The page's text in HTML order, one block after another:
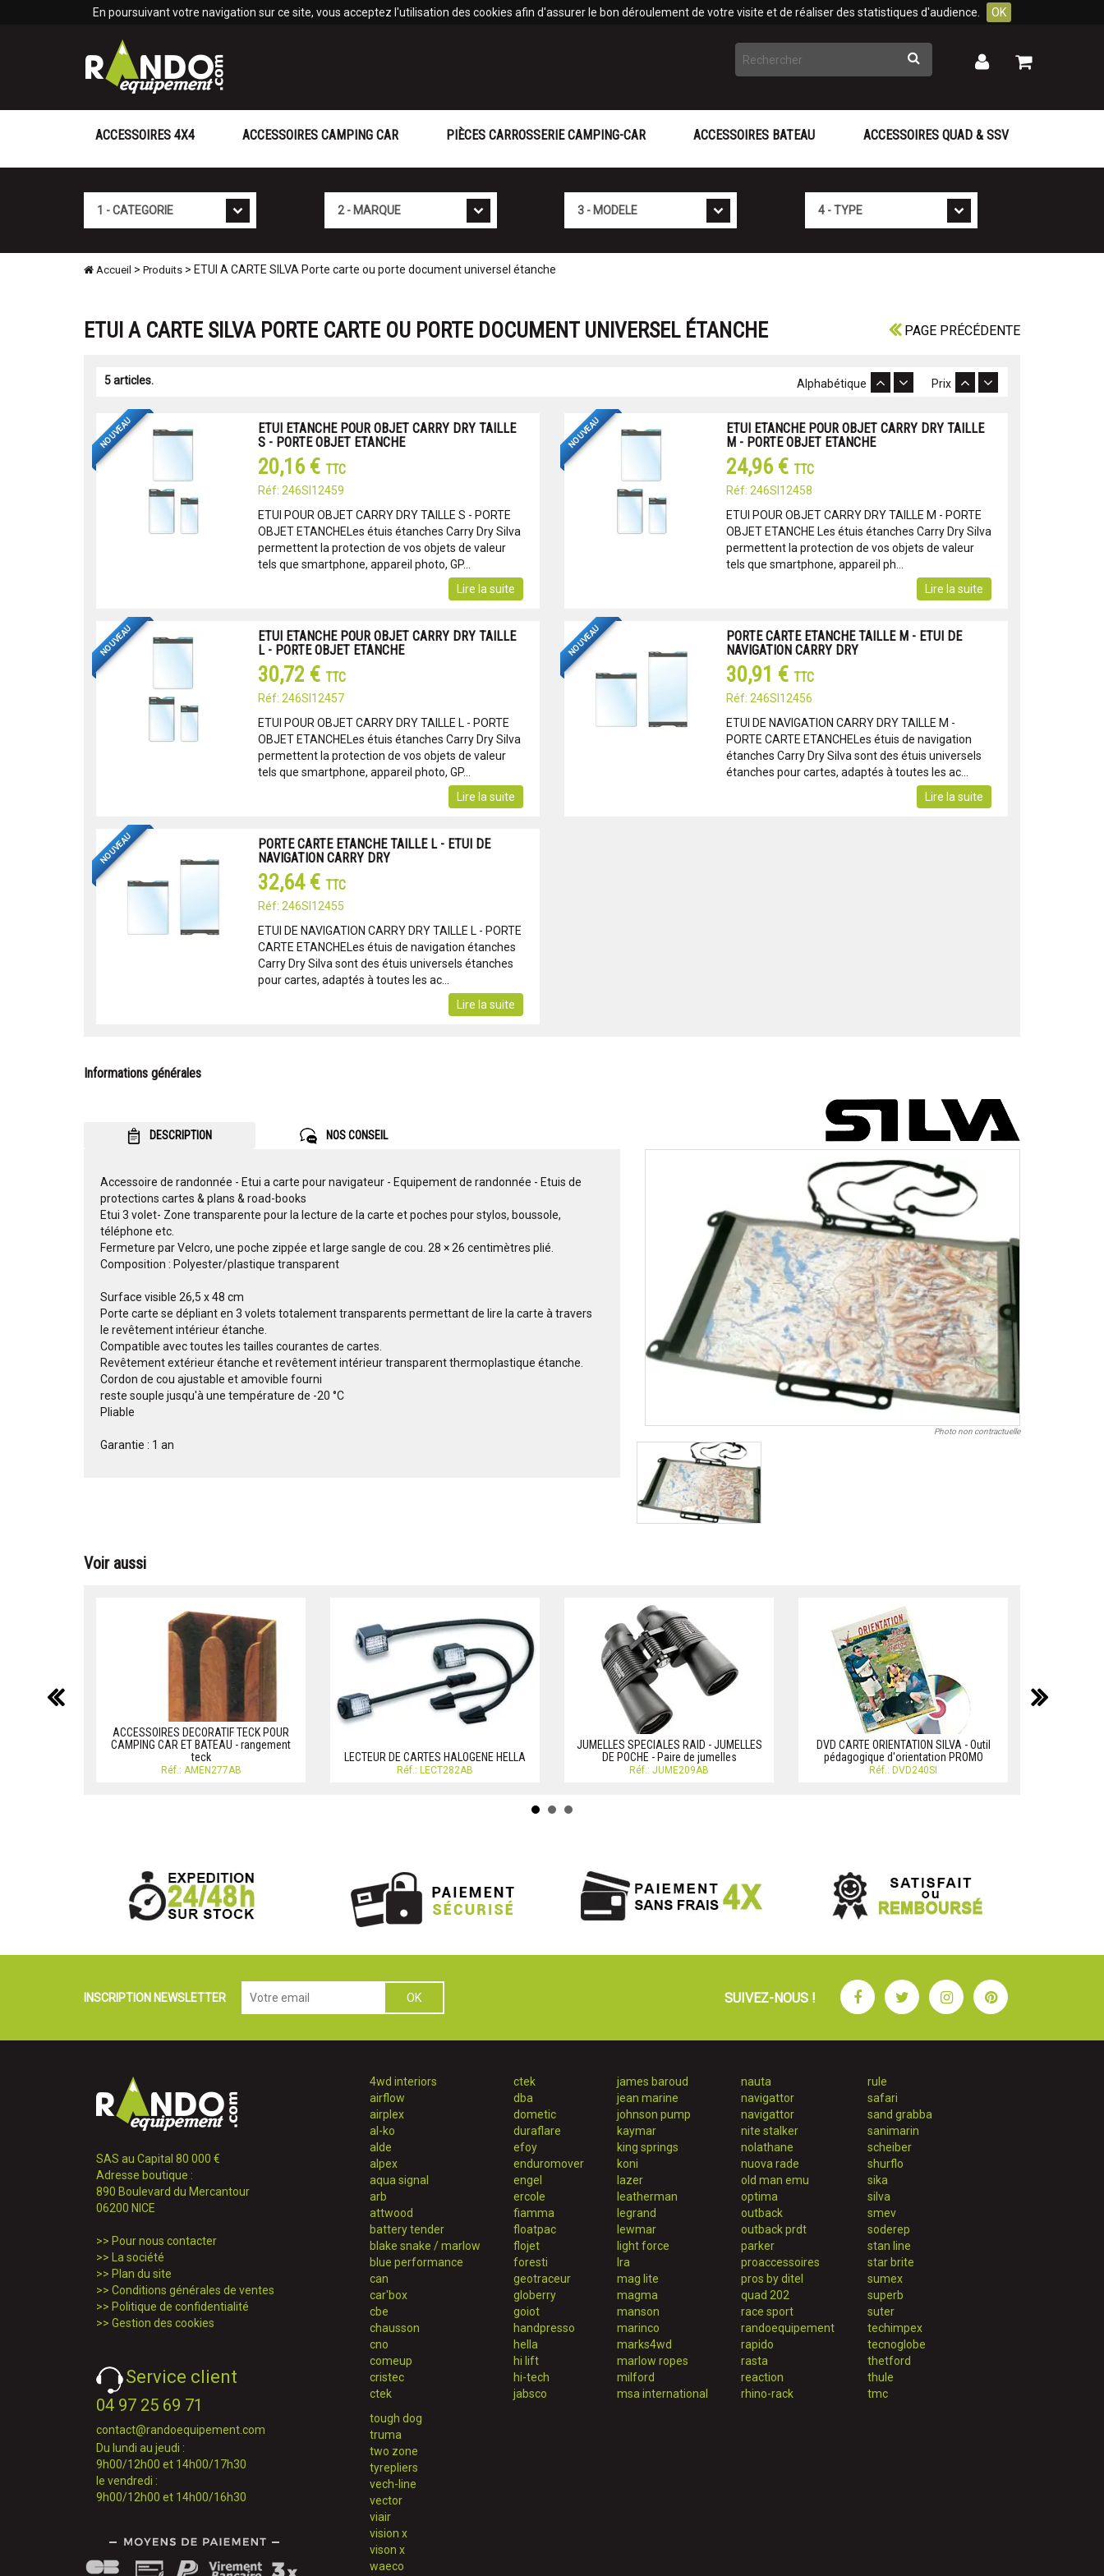
En poursuivant votre navigation sur ce site, vous acceptez l'utilisation des cookies afin d'assurer le bon déroulement de votre visite et de réaliser des statistiques d'audience. OK
Rechercher Mon
Mon
ACCESSOIRES 4X4 ACCESSOIRES CAMPING CAR PIÈCES CARROSSERIE CAMPING-CAR ACCESSOIRES BATEAU ACCESSOIRES QUAD & SSV
Accueil > Produits > ETUI A CARTE SILVA Porte carte ou porte document universel étanche
PAGE PRÉCÉDENTE
ETUI A CARTE SILVA PORTE CARTE OU PORTE DOCUMENT UNIVERSEL ÉTANCHE
5 articles. Prix
Alphabétique
NOUVEAU
ETUI ETANCHE POUR OBJET CARRY DRY TAILLE
S - PORTE OBJET ETANCHE
20,16 € TTC
Réf: 246SI12459
ETUI POUR OBJET CARRY DRY TAILLE S - PORTE
OBJET ETANCHELes étuis étanches Carry Dry Silva
permettent la protection de vos objets de valeur
tels que smartphone, appareil photo, GP...
Lire la suite
NOUVEAU
ETUI ETANCHE POUR OBJET CARRY DRY TAILLE
M - PORTE OBJET ETANCHE
24,96 € TTC
Réf: 246SI12458
ETUI POUR OBJET CARRY DRY TAILLE M - PORTE
OBJET ETANCHE Les étuis étanches Carry Dry Silva
permettent la protection de vos objets de valeur
tels que smartphone, appareil ph...
Lire la suite
NOUVEAU
ETUI ETANCHE POUR OBJET CARRY DRY TAILLE
L - PORTE OBJET ETANCHE
30,72 € TTC
Réf: 246SI12457
ETUI POUR OBJET CARRY DRY TAILLE L - PORTE
OBJET ETANCHELes étuis étanches Carry Dry Silva
permettent la protection de vos objets de valeur
tels que smartphone, appareil photo, GP...
Lire la suite
NOUVEAU
PORTE CARTE ETANCHE TAILLE M - ETUI DE
NAVIGATION CARRY DRY
30,91 € TTC
Réf: 246SI12456
ETUI DE NAVIGATION CARRY DRY TAILLE M -
PORTE CARTE ETANCHELes étuis de navigation
étanches Carry Dry Silva sont des étuis universels
étanches pour cartes, adaptés à toutes les ac...
Lire la suite
NOUVEAU
PORTE CARTE ETANCHE TAILLE L - ETUI DE
NAVIGATION CARRY DRY
32,64 € TTC
Réf: 246SI12455
ETUI DE NAVIGATION CARRY DRY TAILLE L - PORTE
CARTE ETANCHELes étuis de navigation étanches
Carry Dry Silva sont des étuis universels étanches
pour cartes, adaptés à toutes les ac...
Lire la suite
Informations générales
DESCRIPTION NOS CONSEIL
Accessoire de randonnée - Etui a carte pour navigateur - Equipement de randonnée - Etuis de
protections cartes & plans & road-books
Etui 3 volet- Zone transparente pour la lecture de la carte et poches pour stylos, boussole,
téléphone etc.
Fermeture par Velcro, une poche zippée et large sangle de cou. 28 × 26 centimètres plié.
Composition : Polyester/plastique transparent
Surface visible 26,5 x 48 cm
Porte carte se dépliant en 3 volets totalement transparents permettant de lire la carte à travers
le revêtement intérieur étanche.
Compatible avec toutes les tailles courantes de cartes.
Revêtement extérieur étanche et revêtement intérieur transparent thermoplastique étanche.
Cordon de cou ajustable et amovible fourni
reste souple jusqu'à une température de -20 °C
Pliable
Garantie : 1 an
Photo non contractuelle
Voir aussi
ACCESSOIRES DECORATIF TECK POUR
CAMPING CAR ET BATEAU - rangement
teck
Réf.: AMEN277AB
LECTEUR DE CARTES HALOGENE HELLA
Réf.: LECT282AB
JUMELLES SPECIALES RAID - JUMELLES
DE POCHE - Paire de jumelles
Réf.: JUME209AB
DVD CARTE ORIENTATION SILVA - Outil
pédagogique d'orientation PROMO
Réf.: DVD240SI
précédent
INSCRIPTION NEWSLETTER SUIVEZ-NOUS ! FacebookTwitterInstagramPinterest
SAS au Capital 80 000 €
Adresse boutique :
890 Boulevard du Mercantour
06200 NICE
>> Pour nous contacter
>> La société
>> Plan du site
>> Conditions générales de ventes
>> Politique de confidentialité
>> Gestion des cookies
Service client
04 97 25 69 71
contact@randoequipement.com
Du lundi au jeudi :
9h00/12h00 et 14h00/17h30
le vendredi :
9h00/12h00 et 14h00/16h30
4wd interiors
airflow
airplex
al-ko
alde
alpex
aqua signal
arb
attwood
battery tender
blake snake / marlow
blue performance
can
car'box
cbe
chausson
cno
comeup
cristec
ctek
ctek
dba
dometic
duraflare
efoy
enduromover
engel
ercole
fiamma
floatpac
flojet
foresti
geotraceur
globerry
goiot
handpresso
hella
hi lift
hi-tech
jabsco
james baroud
jean marine
johnson pump
kaymar
king springs
koni
lazer
leatherman
legrand
lewmar
light force
lra
mag lite
magma
manson
marinco
marks4wd
marlow ropes
milford
msa international
nauta
navigattor
navigattor
nite stalker
nolathane
nuova rade
old man emu
optima
outback
outback prdt
parker
proaccessoires
pros by ditel
quad 202
race sport
randoequipement
rapido
rasta
reaction
rhino-rack
rule
safari
sand grabba
sanimarin
scheiber
shurflo
sika
silva
smev
soderep
stan line
star brite
sumex
superb
suter
techimpex
tecnoglobe
thetford
thule
tmc
tough dog
truma
two zone
tyrepliers
vech-line
vector
viair
vision x
vison x
waeco
Panneau de gestion des cookies